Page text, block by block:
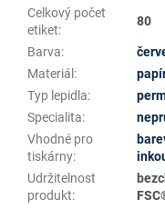
Celkový počet
etiket:
80
Barva:
Materiál :
Typ lepidla:
Specialita:
Vhodné pro
tiskárny:
Udržitelnost
produkt: